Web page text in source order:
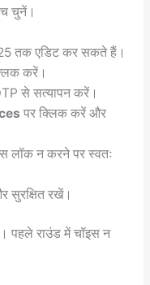
चुनें।
तक एडिट कर सकते हैं।
करें।
से सत्यापन करें।
पर क्लिक करें और
लॉक न करने पर स्वतः
सुरक्षित रखें।
पहले राउंड में चॉइस न